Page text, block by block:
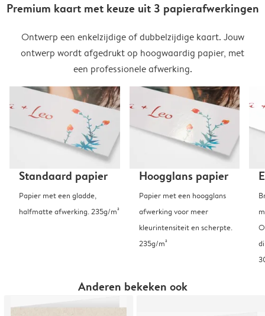
Premium kaart met keuze uit 3 papierafwerkingen
Ontwerp een enkelzijdige of dubbelzijdige kaart. Jouw
ontwerp wordt afgedrukt op hoogwaardig papier, met
een professionele afwerking.
Standaard papier
Papier met een gladde,
halfmatte afwerking. 235g/m²
Hoogglans papier
Papier met een hoogglans
afwerking voor meer
kleurintensiteit en scherpte.
235g/m²
Anderen bekeken ook